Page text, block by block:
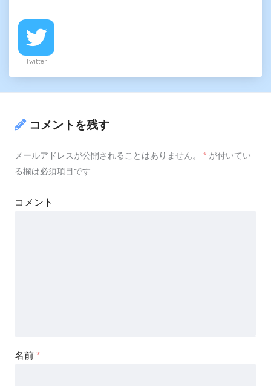
Twitter
コメントを残す
メールアドレスが公開されることはありません。 * が付いてい
る欄は必須項目です
コメント
名前 *